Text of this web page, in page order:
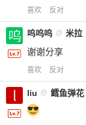
喜欢 反对
呜呜呜 @ 米拉
谢谢分享
喜欢 反对
liu @ 鳕鱼弹花